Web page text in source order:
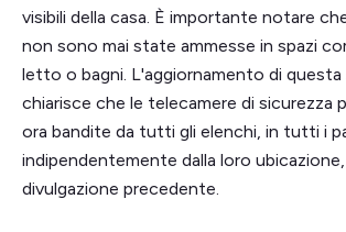
visibili della casa. È importante notare
non sono mai state ammesse in spazi
letto o bagni. L'aggiornamento di
chiarisce che le telecamere di sicurezza
ora bandite da tutti gli elenchi, in tutti i
indipendentemente dalla loro
divulgazione precedente.